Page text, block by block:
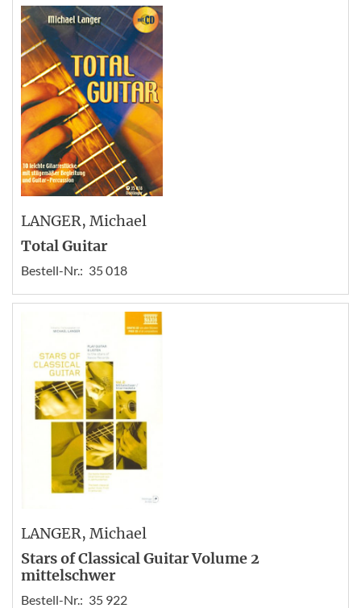
LANGER, Michael
Total Guitar
Bestell-Nr.: 35 018
LANGER, Michael
Stars of Classical Guitar Volume 2
mittelschwer
Bestell-Nr.: 35 922